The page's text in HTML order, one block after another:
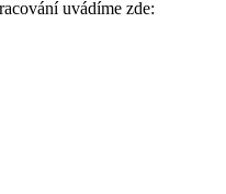
uvádíme zde: